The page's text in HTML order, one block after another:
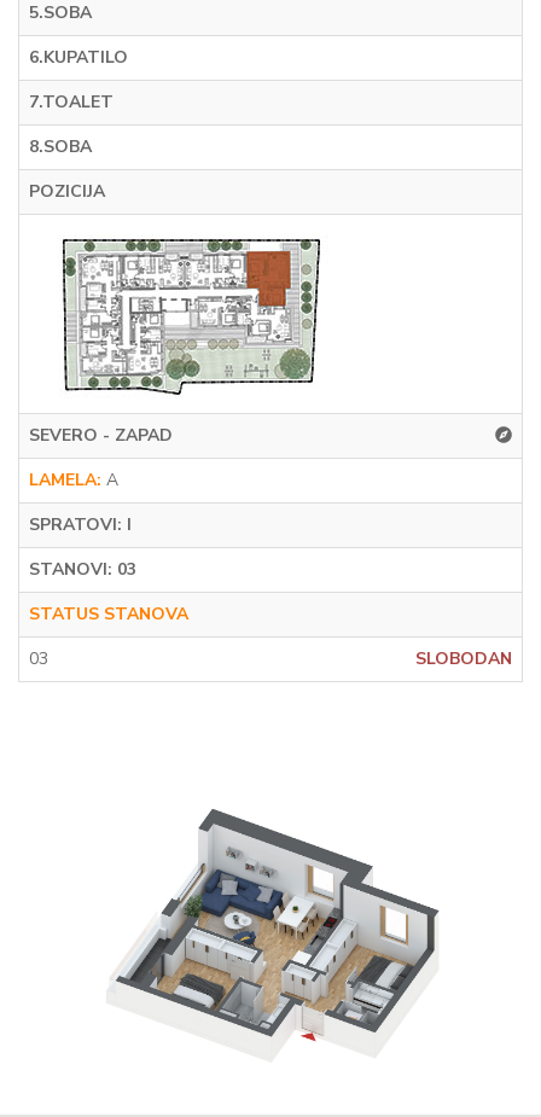
5.SOBA
6.KUPATILO
7.TOALET
8.SOBA
POZICIJA
SEVERO - ZAPAD
LAMELA: A
SPRATOVI: I
STANOVI: 03
STATUS STANOVA
03
SLOBODAN